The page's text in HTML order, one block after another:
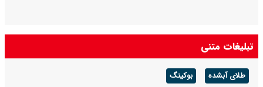
تبلیغات متنی
طلای آبشده بوکینگ